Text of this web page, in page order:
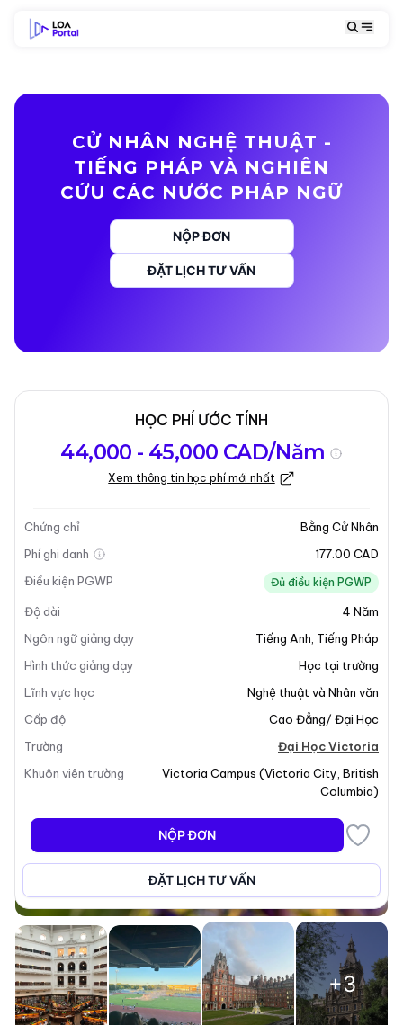
CỬ NHÂN NGHỆ THUẬT -
TIẾNG PHÁP VÀ NGHIÊN
CỨU CÁC NƯỚC PHÁP NGỮ
NỘP ĐƠN
ĐẶT LỊCH TƯ VẤN
chương trình
Học
Kỳ nhập học
Cập nhật lần cuối vào 10-12-2025
Tổng quan về chương trình
+3
HỌC PHÍ ƯỚC TÍNH
44,000 - 45,000 CAD/Năm
Xem thông tin học phí mới nhất
Chứng chỉ
Bằng Cử Nhân
Phí ghi danh
177.00 CAD
Điều kiện PGWP
Đủ điều kiện PGWP
Độ dài 4 Năm
Ngôn ngữ giảng dạy
Tiếng Anh Tiếng Pháp
Hình thức giảng dạy
Học tại trường
Lĩnh vực học
Nghệ thuật và Nhân văn
Cấp độ
Cao Đẳng/ Đại Học
Trường
Đại Học Victoria
Khuôn viên trường
Victoria Campus (Victoria City British
Columbia)
NỘP ĐƠN
ĐẶT LỊCH TƯ VẤN